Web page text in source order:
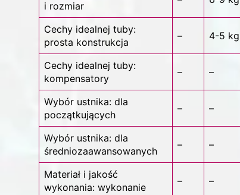
i rozmiar
Cechy idealnej tuby:
prosta konstrukcja
– 4-5 kg
Cechy idealnej tuby:
kompensatory
– –
Wybór ustnika: dla
początkujących
– –
Wybór ustnika: dla
średniozaawansowanych
– –
Materiał i jakość
wykonania: wykonanie
– –